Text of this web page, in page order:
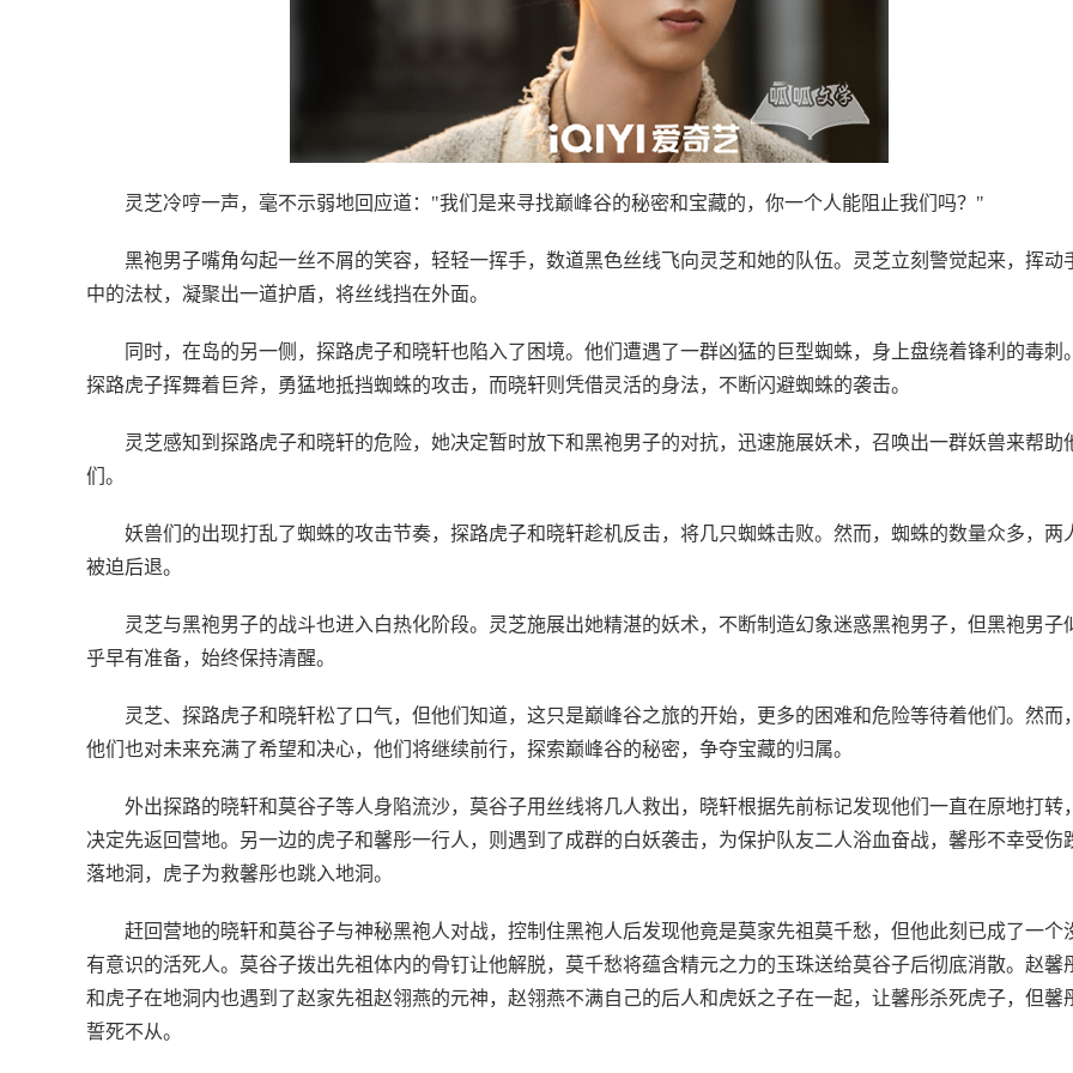
灵芝冷哼一声，毫不示弱地回应道："我们是来寻找巅峰谷的秘密和宝藏的，你一个人能阻止我们吗？"
黑袍男子嘴角勾起一丝不屑的笑容，轻轻一挥手，数道黑色丝线飞向灵芝和她的队伍。灵芝立刻警觉起来，挥动
中的法杖，凝聚出一道护盾，将丝线挡在外面。
同时，在岛的另一侧，探路虎子和晓轩也陷入了困境。他们遭遇了一群凶猛的巨型蜘蛛，身上盘绕着锋利的毒刺。
探路虎子挥舞着巨斧，勇猛地抵挡蜘蛛的攻击，而晓轩则凭借灵活的身法，不断闪避蜘蛛的袭击。
灵芝感知到探路虎子和晓轩的危险，她决定暂时放下和黑袍男子的对抗，迅速施展妖术，召唤出一群妖兽来帮助
们。
妖兽们的出现打乱了蜘蛛的攻击节奏，探路虎子和晓轩趁机反击，将几只蜘蛛击败。然而，蜘蛛的数量众多，两
被迫后退。
灵芝与黑袍男子的战斗也进入白热化阶段。灵芝施展出她精湛的妖术，不断制造幻象迷惑黑袍男子，但黑袍男子
乎早有准备，始终保持清醒。
灵芝、探路虎子和晓轩松了口气，但他们知道，这只是巅峰谷之旅的开始，更多的困难和危险等待着他们。然而，
他们也对未来充满了希望和决心，他们将继续前行，探索巅峰谷的秘密，争夺宝藏的归属。
外出探路的晓轩和莫谷子等人身陷流沙，莫谷子用丝线将几人救出，晓轩根据先前标记发现他们一直在原地打转，
决定先返回营地。另一边的虎子和馨彤一行人，则遇到了成群的白妖袭击，为保护队友二人浴血奋战，馨彤不幸受伤
落地洞，虎子为救馨彤也跳入地洞。
赶回营地的晓轩和莫谷子与神秘黑袍人对战，控制住黑袍人后发现他竟是莫家先祖莫千愁，但他此刻已成了一个
有意识的活死人。莫谷子拨出先祖体内的骨钉让他解脱，莫千愁将蕴含精元之力的玉珠送给莫谷子后彻底消散。赵馨
和虎子在地洞内也遇到了赵家先祖赵翎燕的元神，赵翎燕不满自己的后人和虎妖之子在一起，让馨彤杀死虎子，但馨
誓死不从。